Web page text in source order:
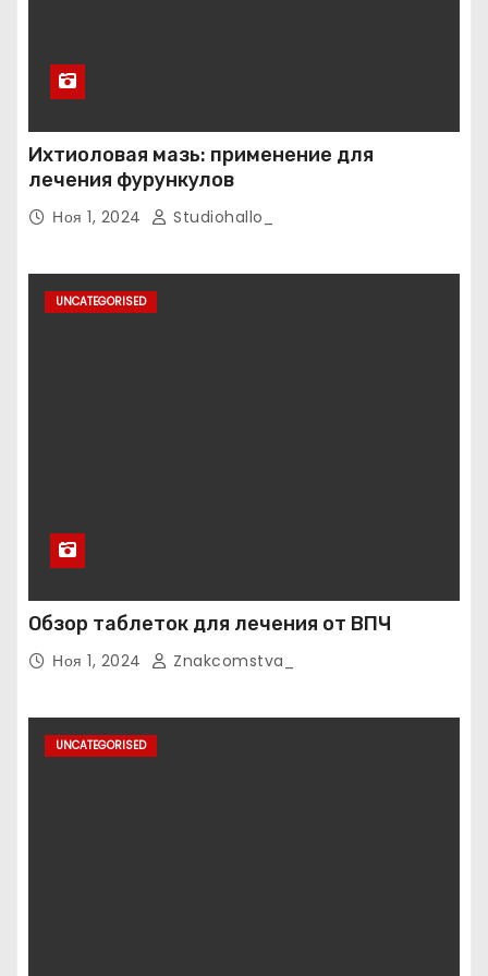
Ихтиоловая мазь: применение для
лечения фурункулов
Ноя 1, 2024 Studiohallo_
UNCATEGORISED
Обзор таблеток для лечения от ВПЧ
Ноя 1, 2024 Znakcomstva_
UNCATEGORISED